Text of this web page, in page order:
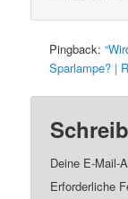
Pingback:
Sparlampe? |
Deine E-Mail-
Erforderliche